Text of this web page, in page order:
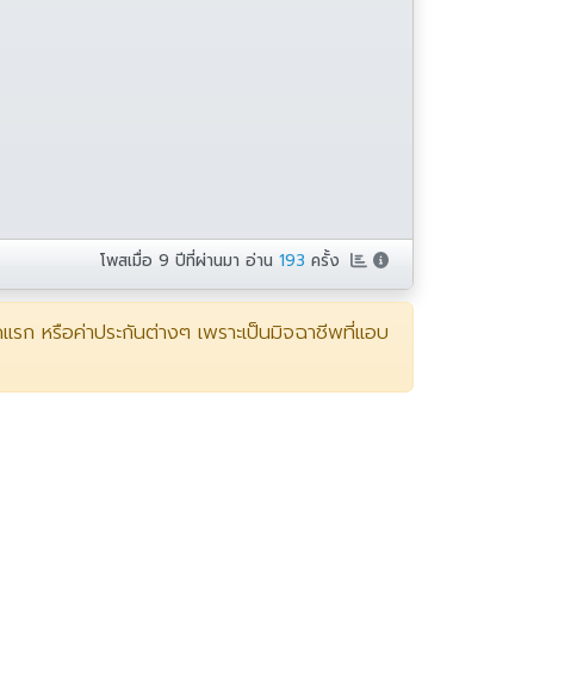
โพสเมื่อ9 ปีที่ผ่านมา อ่าน193 ครั้ง
ก หรือค่าประกันต่างๆ เพราะเป็นมิจฉาชีพที่แอบ